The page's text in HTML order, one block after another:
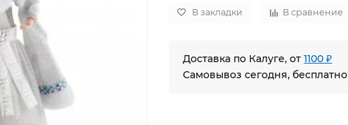
В закладки В сравнение
Доставка по Калуге, от1100 ₽
Самовывоз сегодня, бесплатно